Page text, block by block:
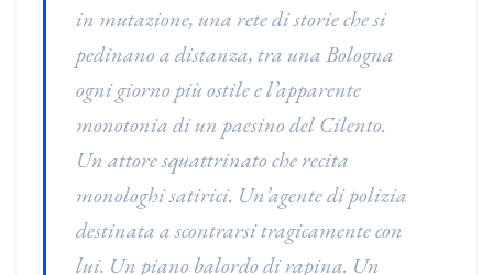
in mutazione, una rete di storie che si
pedinano a distanza, tra una Bologna
ogni giorno più ostile e l’apparente
monotonia di un paesino del Cilento.
Un attore squattrinato che recita
monologhi satirici. Un’agente di polizia
destinata a scontrarsi tragicamente con
lui. Un piano balordo di rapina. Un